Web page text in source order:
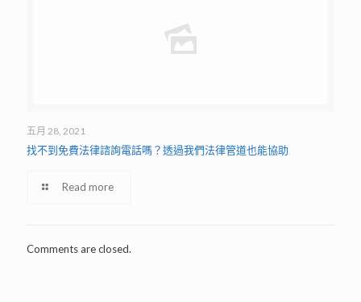
五月 28, 2021
找不到免費法律諮詢電話嗎？透過我們法律管道也能協助
Read more
Comments are closed.